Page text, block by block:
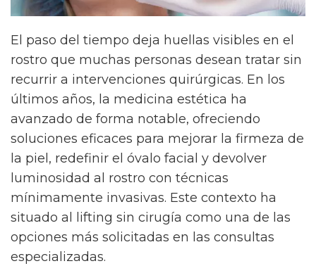
El paso del tiempo deja huellas visibles en el
rostro que muchas personas desean tratar sin
recurrir a intervenciones quirúrgicas. En los
últimos años, la medicina estética ha
avanzado de forma notable, ofreciendo
soluciones eficaces para mejorar la firmeza de
la piel, redefinir el óvalo facial y devolver
luminosidad al rostro con técnicas
mínimamente invasivas. Este contexto ha
situado al lifting sin cirugía como una de las
opciones más solicitadas en las consultas
especializadas.